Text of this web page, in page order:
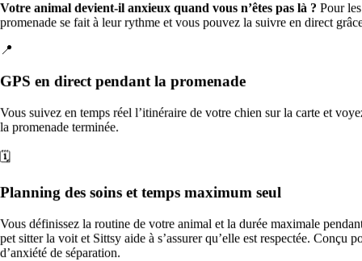
O₃170
Mar 11
Modérée
Mer 12
—
🌫️
Que faire ces jours-ci
Limitez l’exercice intense et promenez-le de préférence tôt le matin,
chiens brachycéphales (bouledogue, carlin, boxer), les chiots, les
chiens âgés et ceux ayant des problèmes cardiaques ou respiratoires.
Votre animal devient-il anxieux quand vous n’êtes pas là ? Pour
promenade se fait à leur rythme et vous pouvez la suivre en direct
📍
GPS en direct pendant la promenade
Vous suivez en temps réel l’itinéraire de votre chien sur la carte et
la promenade terminée.
🗓️
Planning des soins et temps maximum seul
Vous définissez la routine de votre animal et la durée maximale
pet sitter la voit et Sittsy aide à s’assurer qu’elle est respectée. Conçu
d’anxiété de séparation.